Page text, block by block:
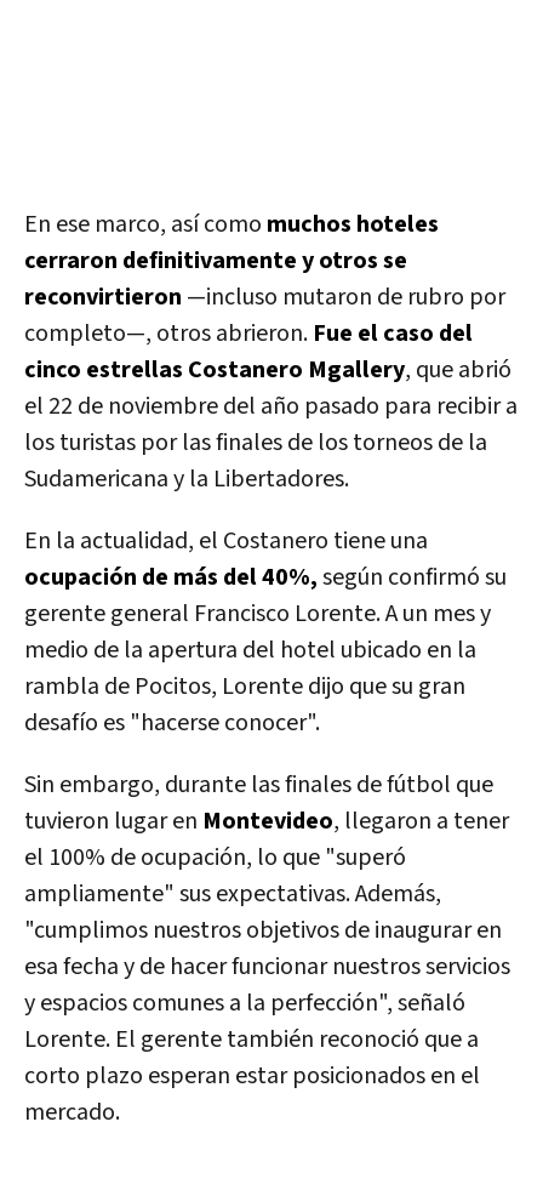
En ese marco, así como muchos hoteles
cerraron definitivamente y otros se
reconvirtieron —incluso mutaron de rubro por
completo—, otros abrieron. Fue el caso del
cinco estrellas Costanero Mgallery, que abrió
el 22 de noviembre del año pasado para recibir a
los turistas por las finales de los torneos de la
Sudamericana y la Libertadores.
En la actualidad, el Costanero tiene una
ocupación de más del 40%,según confirmó su
gerente general Francisco Lorente. A un mes y
medio de la apertura del hotel ubicado en la
rambla de Pocitos, Lorente dijo que su gran
desafío es "hacerse conocer".
Sin embargo, durante las finales de fútbol que
tuvieron lugar en Montevideo, llegaron a tener
el 100% de ocupación, lo que "superó
ampliamente" sus expectativas. Además,
"cumplimos nuestros objetivos de inaugurar en
esa fecha y de hacer funcionar nuestros servicios
y espacios comunes a la perfección", señaló
Lorente. El gerente también reconoció que a
corto plazo esperan estar posicionados en el
mercado.